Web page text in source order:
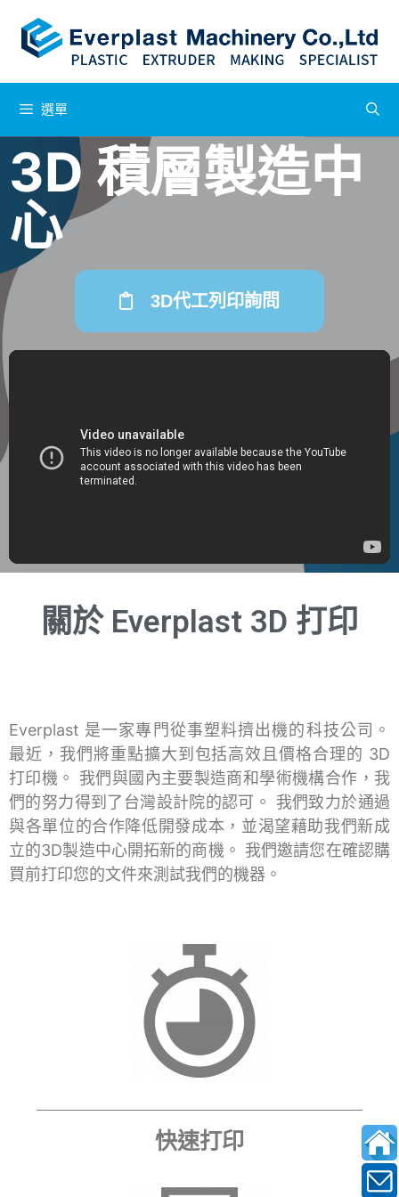
選單
3D 積層製造中
心
3D代工列印詢問
關於 Everplast 3D 打印
Everplast 是一家專門從事塑料擠出機的科技公司。
最近，我們將重點擴大到包括高效且價格合理的 3D
打印機。 我們與國內主要製造商和學術機構合作，我
們的努力得到了台灣設計院的認可。 我們致力於通過
與各單位的合作降低開發成本，並渴望藉助我們新成
立的3D製造中心開拓新的商機。 我們邀請您在確認購
買前打印您的文件來測試我們的機器。
快速打印